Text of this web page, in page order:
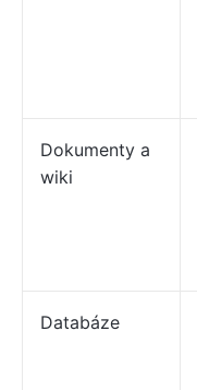
Dokumenty a
wiki
Databáze